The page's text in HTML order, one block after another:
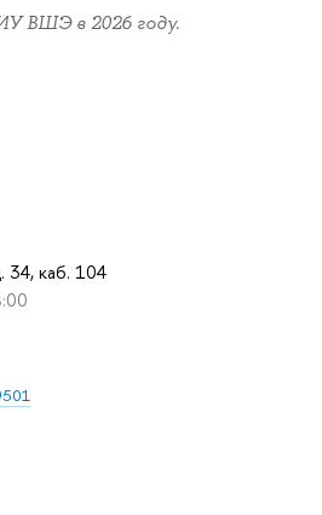
ВШЭ в 2026 году.
34, каб. 104